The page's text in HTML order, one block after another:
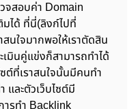
จสอบค่า Domain
มได้ ที่นี่(ลิงก์ไปที่
นใจมากพอให้เราตัดสิน
เมินคู่แข่งก็สามารถทำได้
ต์ที่เราสนใจนั้นมีคนทำ
และตัวเว็บไซต์มี
รทำ Backlink